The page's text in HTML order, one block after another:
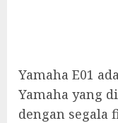
Yamaha E01
Yamaha yang
dengan segala